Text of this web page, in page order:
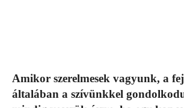
Amikor szerelmesek vagyunk, a
általában a szívünkkel